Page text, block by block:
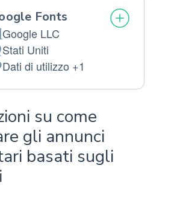
Fonts
Google LLC
Stati Uniti
Dati di utilizzo +1
su come
gli annunci
basati sugli